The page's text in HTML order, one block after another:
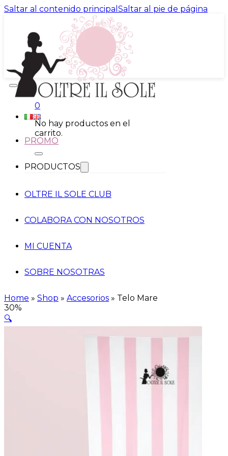
Saltar al contenido principal Saltar al pie de página
0
No hay productos en el
carrito.
PROMO
PRODUCTOS
OLTRE IL SOLE CLUB
COLABORA CON NOSOTROS
MI CUENTA
SOBRE NOSOTRAS
Home » Shop » Accesorios » Telo Mare
30%
🔍